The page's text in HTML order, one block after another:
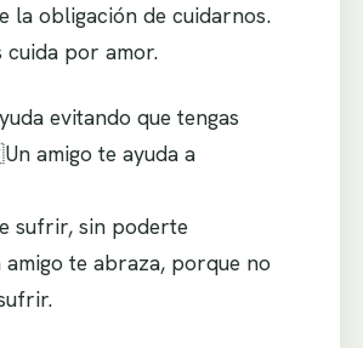
la obligación de cuidarnos.
cuida por amor.
evitando que tengas
amigo te ayuda a
sufrir, sin poderte
te abraza, porque no